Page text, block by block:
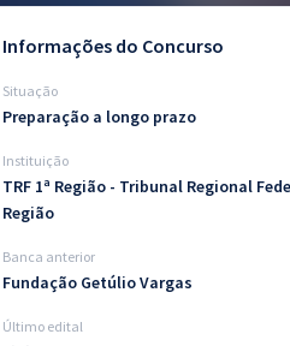
Informações do Concurso
Situação
Preparação a longo prazo
Instituição
TRF 1ª Região - Tribunal Regional
Região
Banca anterior
Fundação Getúlio Vargas
Último edital